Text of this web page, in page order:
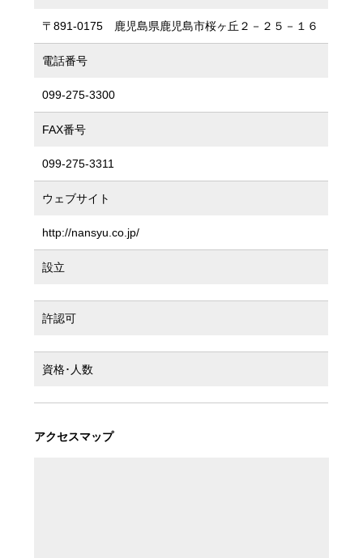
〒891-0175 鹿児島県鹿児島市桜ヶ丘２－２５－１６
電話番号
099-275-3300
FAX番号
099-275-3311
ウェブサイト
http://nansyu.co.jp/
設立
許認可
資格･人数
アクセスマップ